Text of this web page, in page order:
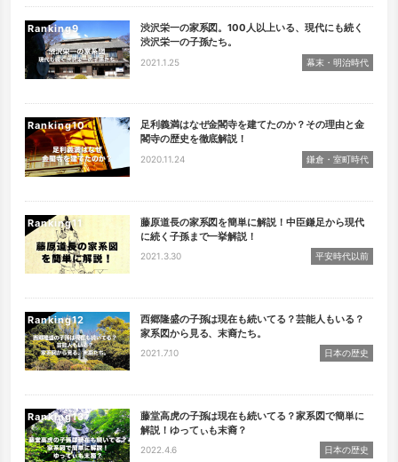
Ranking
渋沢栄一の家系図。100人以上いる、現代にも続く
渋沢栄一の子孫たち。
2021.1.25 幕末・明治時代
Ranking
足利義満はなぜ金閣寺を建てたのか？その理由と金
閣寺の歴史を徹底解説！
2020.11.24 鎌倉・室町時代
Ranking
藤原道長の家系図を簡単に解説！中臣鎌足から現代
に続く子孫まで一挙解説！
2021.3.30 平安時代以前
Ranking
西郷隆盛の子孫は現在も続いてる？芸能人もいる？
家系図から見る、末裔たち。
2021.7.10 日本の歴史
Ranking
藤堂高虎の子孫は現在も続いてる？家系図で簡単に
解説！ゆってぃも末裔？
2022.4.6 日本の歴史